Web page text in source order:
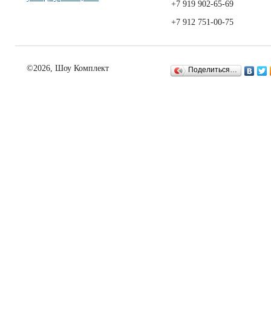
+7 919 902-65-69
+7 912 751-00-75
©2026, Шоу Комплект Поделиться…